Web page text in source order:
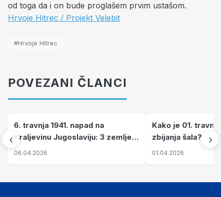
od toga da i on bude proglašem prvim ustašom.
Hrvoje Hitrec / Projekt Velebit
#Hrvoje Hitrec
POVEZANI ČLANCI
‹
6. travnja 1941. napad na
Kraljevinu Jugoslaviju: 3 zemlje
nastale njenim raspadom
06.04.2026
Kako je 01.
zbijanja šala?
01.04.2026
›